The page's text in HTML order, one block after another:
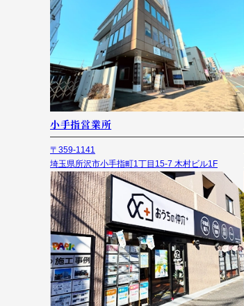
小手指営業所
〒359-1141
埼玉県所沢市小手指町1丁目15-7 木村ビル1F